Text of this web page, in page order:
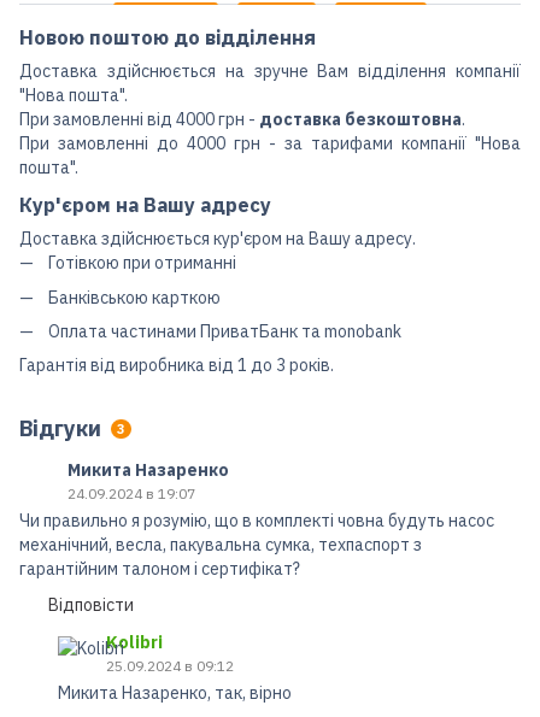
Новою поштою до відділення
Доставка здійснюється на зручне Вам відділення компанії
"Нова пошта".
При замовленні від 4000 грн - доставка безкоштовна.
При замовленні до 4000 грн - за тарифами компанії "Нова
пошта".
Кур'єром на Вашу адресу
Доставка здійснюється кур'єром на Вашу адресу.
Готівкою при отриманні
Банківською карткою
Оплата частинами ПриватБанк та monobank
Гарантія від виробника від 1 до 3 років.
Відгуки 3
Микита Назаренко
24.09.2024 в 19:07
Чи правильно я розумію, що в комплекті човна будуть насос
механічний, весла, пакувальна сумка, техпаспорт з
гарантійним талоном і сертифікат?
Відповісти
Kolibri
25.09.2024 в 09:12
Микита Назаренко, так, вірно